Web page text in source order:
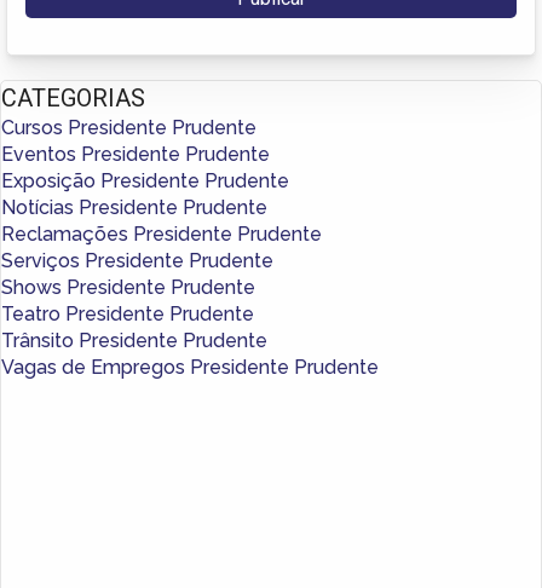
CATEGORIAS
Cursos Presidente Prudente
Eventos Presidente Prudente
Exposição Presidente Prudente
Notícias Presidente Prudente
Reclamações Presidente Prudente
Serviços Presidente Prudente
Shows Presidente Prudente
Teatro Presidente Prudente
Trânsito Presidente Prudente
Vagas de Empregos Presidente Prudente